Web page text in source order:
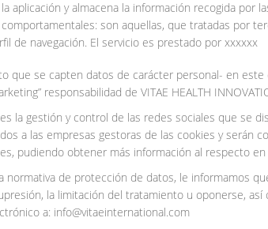
aplicación y almacena la información recogida por
son aquellas, que tratadas por
de navegación. El servicio es prestado por xxxxxx
que se capten datos de carácter personal- en
responsabilidad de VITAE HEALTH
la gestión y control de las redes sociales que se
a las empresas gestoras de las cookies y serán
pudiendo obtener más información al respecto
normativa de protección de datos, le informamos
la limitación del tratamiento u oponerse,
a: info@vitaeinternational.com